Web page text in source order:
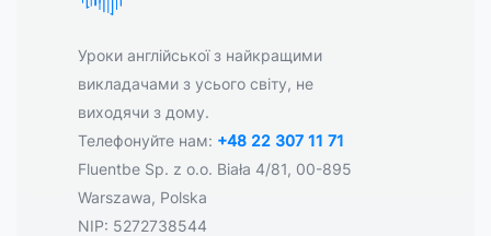
Уроки англійської з найкращими
викладачами з усього світу, не
виходячи з дому.
Телефонуйте нам: +48 22 307 11 71
Fluentbe Sp. z o.o. Biała 4/81, 00-895
Warszawa, Polska
NIP: 5272738544